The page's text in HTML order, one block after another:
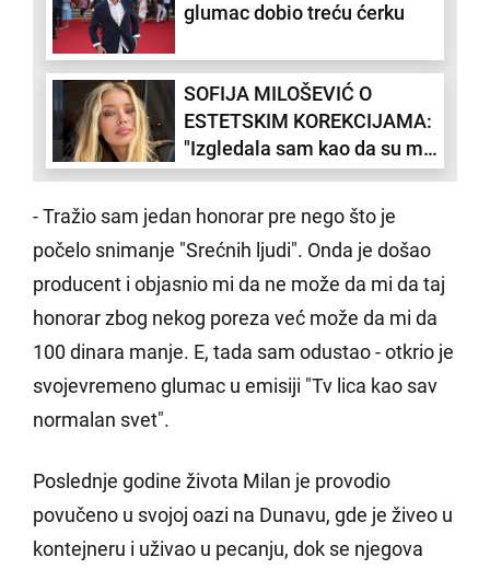
glumac dobio treću ćerku
SOFIJA MILOŠEVIĆ O
ESTETSKIM KOREKCIJAMA:
"Izgledala sam kao da su me
pčele izujedale"
- Tražio sam jedan honorar pre nego što je
počelo snimanje "Srećnih ljudi". Onda je došao
producent i objasnio mi da ne može da mi da taj
honorar zbog nekog poreza već može da mi da
100 dinara manje. E, tada sam odustao - otkrio je
svojevremeno glumac u emisiji "Tv lica kao sav
normalan svet".
Poslednje godine života Milan je provodio
povučeno u svojoj oazi na Dunavu, gde je živeo u
kontejneru i uživao u pecanju, dok se njegova